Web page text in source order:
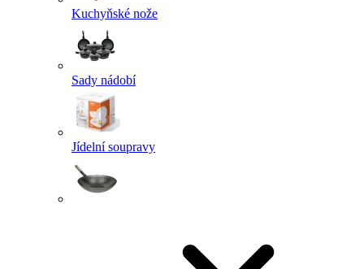
Kuchyňské nože
Sady nádobí
Jídelní soupravy